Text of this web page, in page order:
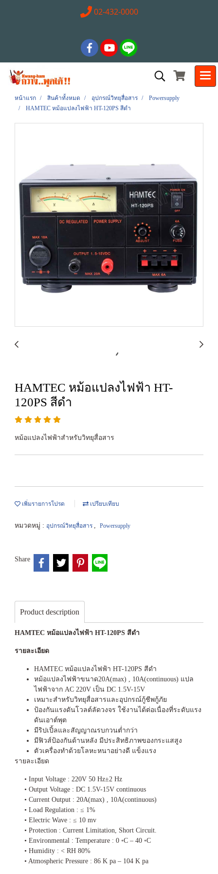
02-432-0000
หน้าแรก สินค้าทั้งหมด อุปกรณ์วิทยุสื่อสาร
Powersupply
HAMTEC หม้อแปลงไฟฟ้า HT-120PS สีดำ
HAMTEC หม้อแปลงไฟฟ้า HT-
120PS สีดำ
หม้อแปลงไฟฟ้าสำหรับวิทยุสื่อสาร
เพิ่มรายการโปรด เปรียบเทียบ
หมวดหมู่ : อุปกรณ์วิทยุสื่อสาร , Powersupply
Share
Product description
HAMTEC หม้อแปลงไฟฟ้า HT-120PS สีดำ
รายละเอียด
HAMTEC หม้อแปลงไฟฟ้า HT-120PS สีดำ
หม้อแปลงไฟฟ้าขนาด20A(max) , 10A(continuous) แปล
ไฟฟ้าจาก AC 220V เป็น DC 1.5V-15V
เหมาะสำหรับวิทยุสื่อสารและอุปกรณ์กู้ชีพกู้ภัย
ป้องกันแรงดันโวลต์ลัดวงจร ใช้งานได้ต่อเนื่องที่ระดับแรง
ดันเอาต์พุต
มีริปเปิ้ลและสัญญาณรบกวนต่ำกว่า
มีฟิวส์ป้องกันด้านหลัง มีประสิทธิภาพของกระแสสูง
ตัวเครื่องทำด้วยโลหะหนาอย่างดี แข็งแรง
รายละเอียด
• Input Voltage : 220V 50 Hz±2 Hz
• Output Voltage : DC 1.5V-15V continuous
• Current Output : 20A(max) , 10A(continuous)
• Load Regulation : ≤ 1%
• Electric Wave : ≤ 10 mv
• Protection : Current Limitation, Short Circuit.
• Environmental : Temperature : 0 ◦C – 40 ◦C
• Humidity : < RH 80%
• Atmospheric Pressure : 86 K pa – 104 K pa